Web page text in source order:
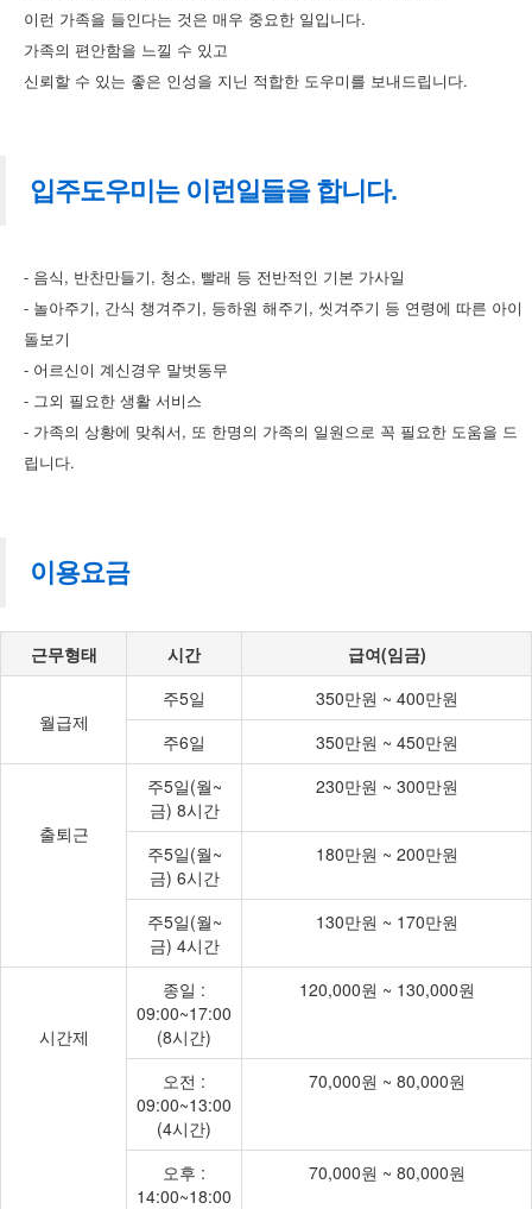
이런 가족을 들인다는 것은 매우 중요한 일입니다.
가족의 편안함을 느낄 수 있고
신뢰할 수 있는 좋은 인성을 지닌 적합한 도우미를 보내드립니다.
입주도우미는 이런일들을 합니다.
- 음식, 반찬만들기, 청소, 빨래 등 전반적인 기본 가사일
- 놀아주기, 간식 챙겨주기, 등하원 해주기, 씻겨주기 등 연령에 따른 아이
돌보기
- 어르신이 계신경우 말벗동무
- 그외 필요한 생활 서비스
- 가족의 상황에 맞춰서, 또 한명의 가족의 일원으로 꼭 필요한 도움을 드
립니다.
이용요금
근무형태 시간 급여(임금)
월급제
주5일
350만원 ~ 400만원
주6일
350만원 ~ 450만원
출퇴근
주5일(월~
금) 8시간
230만원 ~ 300만원
주5일(월~
금) 6시간
180만원 ~ 200만원
주5일(월~
금) 4시간
130만원 ~ 170만원
시간제
종일 :
09:00~17:00
(8시간)
120,000원 ~ 130,000원
오전 :
09:00~13:00
(4시간)
70,000원 ~ 80,000원
오후 :
14:00~18:00
70,000원 ~ 80,000원